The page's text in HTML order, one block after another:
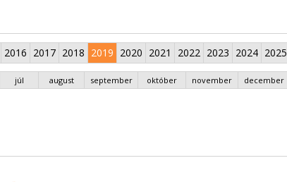
2016 2017 2018 2019 2020 2021 2022 2023 2024 2025
júl august september október november december